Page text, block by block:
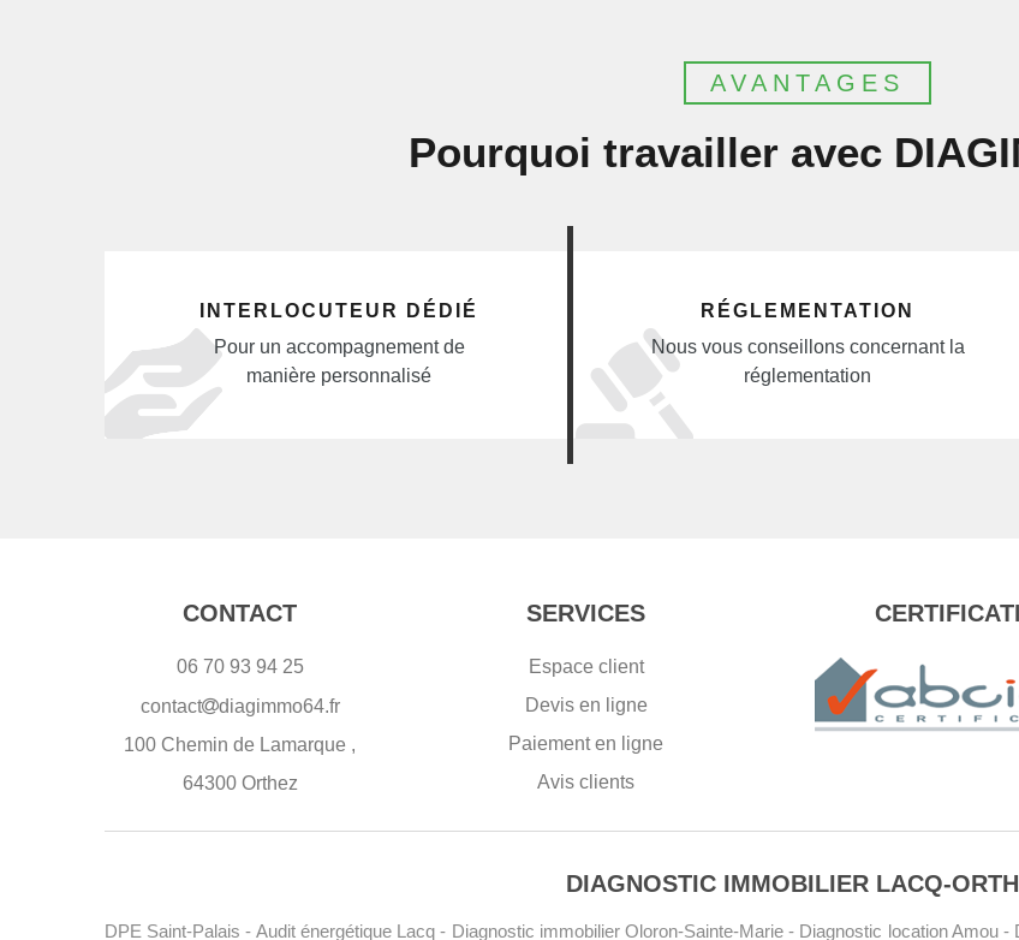
AVANTAGES
Pourquoi travailler avec
INTERLOCUTEUR DÉDIÉ
Pour un accompagnement de
manière personnalisé
RÉGLEMENTATION
Nous vous conseillons concernant la
réglementation
CONTACT
06 70 93 94 25
contact
diagimmo64.fr
100 Chemin de Lamarque ,
64300 Orthez
SERVICES
Espace client
Devis en ligne
Paiement en ligne
Avis clients
DIAGNOSTIC IMMOBILIER LACQ-
DPE Saint-Palais - Audit énergétique Lacq - Diagnostic immobilier Oloron-Sainte-Marie- Diagnostic location Amou-